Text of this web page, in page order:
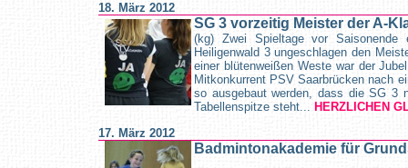
18. März 2012
SG 3 vorzeitig Meister der A-
(kg) Zwei Spieltage vor Saisonende
Heiligenwald 3 ungeschlagen den
einer blütenweißen Weste war der
Mitkonkurrent PSV Saarbrücken nach
so ausgebaut werden, dass die SG 3
Tabellenspitze steht... HERZLICHEN
17. März 2012
Badmintonakademie für